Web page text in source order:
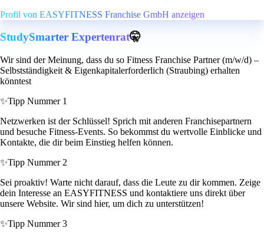
Profil von EASYFITNESS Franchise GmbH anzeigen
StudySmarter Expertenrat🤫
Wir sind der Meinung, dass du so Fitness Franchise Partner (m/w/d) –
Selbstständigkeit & Eigenkapitalerforderlich (Straubing) erhalten
könntest
✨Tipp Nummer 1
Netzwerken ist der Schlüssel! Sprich mit anderen Franchisepartnern
und besuche Fitness-Events. So bekommst du wertvolle Einblicke und
Kontakte, die dir beim Einstieg helfen können.
✨Tipp Nummer 2
Sei proaktiv! Warte nicht darauf, dass die Leute zu dir kommen. Zeige
dein Interesse an EASYFITNESS und kontaktiere uns direkt über
unsere Website. Wir sind hier, um dich zu unterstützen!
✨Tipp Nummer 3